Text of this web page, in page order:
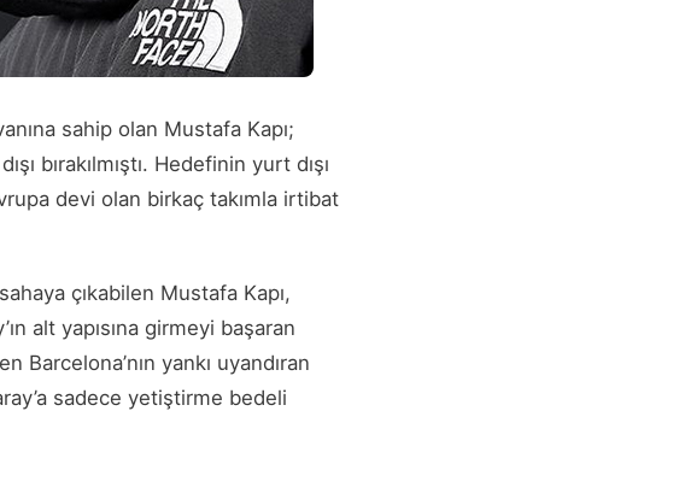
sahip olan Mustafa Kapı;
bırakılmıştı. Hedefinin yurt dışı
devi olan birkaç takımla irtibat
çıkabilen Mustafa Kapı,
alt yapısına girmeyi başaran
yankı uyandıran
sadece yetiştirme bedeli